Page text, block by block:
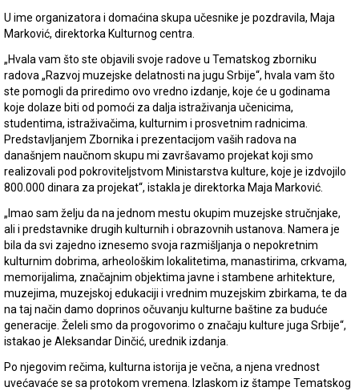
U ime organizatora i domaćina skupa učesnike je pozdravila, Maja
Marković, direktorka Kulturnog centra.
„Hvala vam što ste objavili svoje radove u Tematskog zborniku
radova „Razvoj muzejske delatnosti na jugu Srbije“, hvala vam što
ste pomogli da priredimo ovo vredno izdanje, koje će u godinama
koje dolaze biti od pomoći za dalja istraživanja učenicima,
studentima, istraživačima, kulturnim i prosvetnim radnicima.
Predstavljanjem Zbornika i prezentacijom vaših radova na
današnjem naučnom skupu mi završavamo projekat koji smo
realizovali pod pokroviteljstvom Ministarstva kulture, koje je izdvojilo
800.000 dinara za projekat“, istakla je direktorka Maja Marković.
„Imao sam želju da na jednom mestu okupim muzejske stručnjake,
ali i predstavnike drugih kulturnih i obrazovnih ustanova. Namera je
bila da svi zajedno iznesemo svoja razmišljanja o nepokretnim
kulturnim dobrima, arheološkim lokalitetima, manastirima, crkvama,
memorijalima, značajnim objektima javne i stambene arhitekture,
muzejima, muzejskoj edukaciji i vrednim muzejskim zbirkama, te da
na taj način damo doprinos očuvanju kulturne baštine za buduće
generacije. Želeli smo da progovorimo o značaju kulture juga Srbije“,
istakao je Aleksandar Dinčić, urednik izdanja.
Po njegovim rečima, kulturna istorija je večna, a njena vrednost
uvećavaće se sa protokom vremena. Izlaskom iz štampe Tematskog